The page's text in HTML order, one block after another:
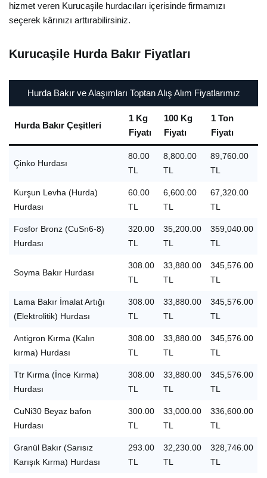
hizmet veren Kurucaşile hurdacıları içerisinde firmamızı
seçerek kârınızı arttırabilirsiniz.
Kurucaşile Hurda Bakır Fiyatları
Hurda Bakır ve Alaşımları Toptan Alış Alım Fiyatlarımız
Hurda Bakır Çeşitleri
1 Kg
Fiyatı
100 Kg
Fiyatı
1 Ton
Fiyatı
Çinko Hurdası
80.00
TL
8,800.00
TL
89,760.00
TL
Kurşun Levha (Hurda)
Hurdası
60.00
TL
6,600.00
TL
67,320.00
TL
Fosfor Bronz (CuSn6-8)
Hurdası
320.00
TL
35,200.00
TL
359,040.00
TL
Soyma Bakır Hurdası
308.00
TL
33,880.00
TL
345,576.00
TL
Lama Bakır İmalat Artığı
(Elektrolitik) Hurdası
308.00
TL
33,880.00
TL
345,576.00
TL
Antigron Kırma (Kalın
kırma) Hurdası
308.00
TL
33,880.00
TL
345,576.00
TL
Ttr Kırma (İnce Kırma)
Hurdası
308.00
TL
33,880.00
TL
345,576.00
TL
CuNi30 Beyaz bafon
Hurdası
300.00
TL
33,000.00
TL
336,600.00
TL
Granül Bakır (Sarısız
Karışık Kırma) Hurdası
293.00
TL
32,230.00
TL
328,746.00
TL